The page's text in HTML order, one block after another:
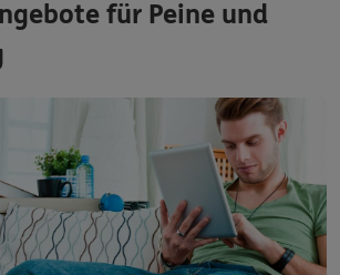
für Peine und